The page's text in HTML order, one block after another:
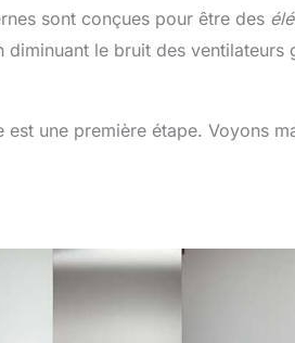
sont conçues pour être des
le bruit des
une première étape. Voyons